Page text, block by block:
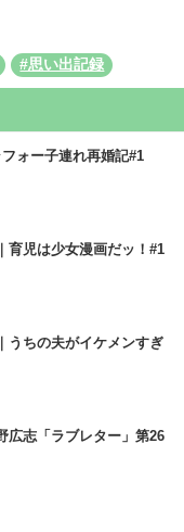
#思い出記録
ォー子連れ再婚記#1
育児は少女漫画だッ！#1
ちの夫がイケメンすぎ
広志「ラブレター」第26